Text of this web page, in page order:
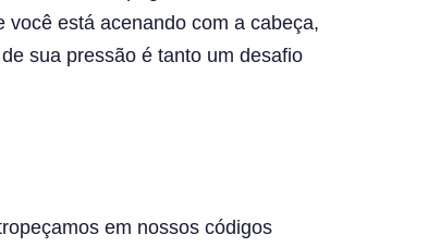
está acenando com a cabeça,
sua pressão é tanto um desafio
em nossos códigos